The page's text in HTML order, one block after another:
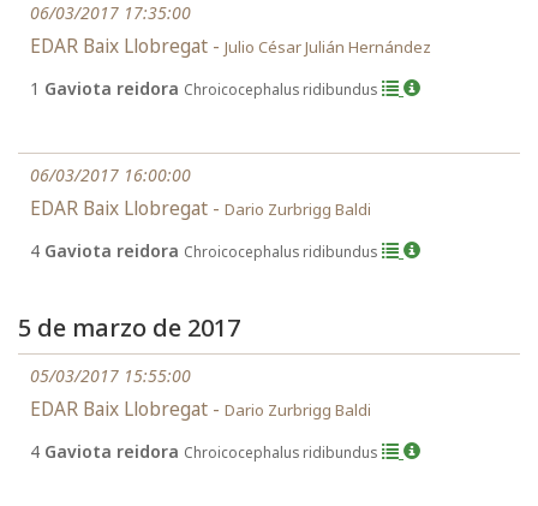
06/03/2017 17:35:00
EDAR Baix Llobregat - Julio César Julián Hernández
1 Gaviota reidora Chroicocephalus ridibundus
06/03/2017 16:00:00
EDAR Baix Llobregat - Dario Zurbrigg Baldi
4 Gaviota reidora Chroicocephalus ridibundus
5 de marzo de 2017
05/03/2017 15:55:00
EDAR Baix Llobregat - Dario Zurbrigg Baldi
4 Gaviota reidora Chroicocephalus ridibundus